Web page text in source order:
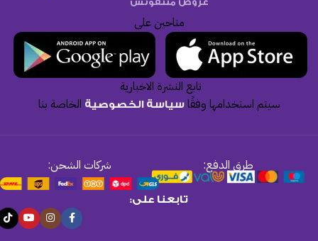
متاحين على
تابع النشرة الاخبارية
سيتم استخدامها وفقًاسياسة الخصوصية الخاصة بنا
طرق الدفع: شركات الشحن:
تابعنا على: